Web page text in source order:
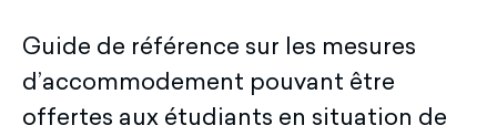
Guide de référence sur les mesures
d’accommodement pouvant être
offertes aux étudiants en situation de